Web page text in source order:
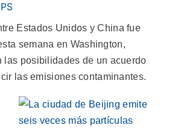
Estados Unidos y China fue
semana en Washington,
las posibilidades de un acuerdo
las emisiones contaminantes.